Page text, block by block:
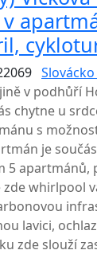
v podhůří
chytne u
s
je
5 apartmánů,
whirlpool
lavici,
zde slouží